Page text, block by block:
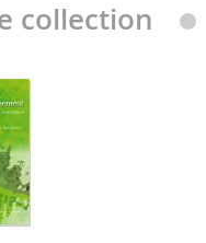
collection